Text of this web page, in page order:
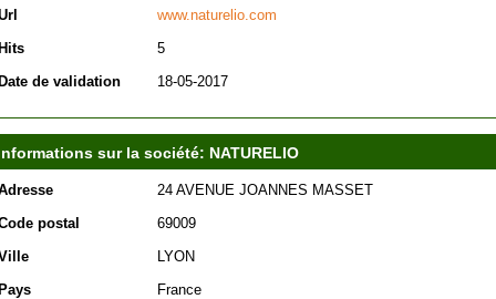
www.naturelio.com
5
de validation
18-05-2017
sur la société: NATURELIO
24 AVENUE JOANNES MASSET
postal
69009
LYON
France